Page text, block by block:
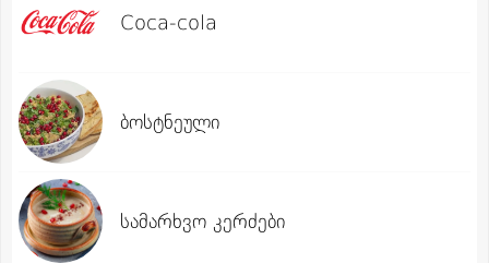
Coca-cola
ბოსტნეული
სამარხვო კერძები